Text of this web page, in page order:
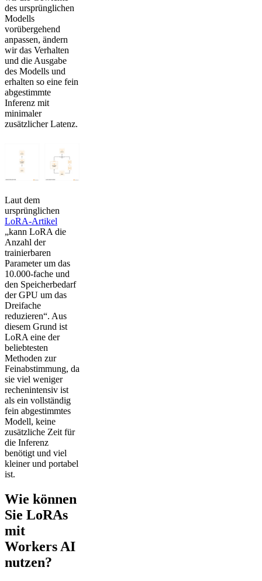
des ursprünglichen
Modells
vorübergehend
anpassen, ändern
wir das Verhalten
und die Ausgabe
des Modells und
erhalten so eine fein
abgestimmte
Inferenz mit
minimaler
zusätzlicher Latenz.
Laut dem
ursprünglichen
LoRA-Artikel
„kann LoRA die
Anzahl der
trainierbaren
Parameter um das
10.000-fache und
den Speicherbedarf
der GPU um das
Dreifache
reduzieren“. Aus
diesem Grund ist
LoRA eine der
beliebtesten
Methoden zur
Feinabstimmung, da
sie viel weniger
rechenintensiv ist
als ein vollständig
fein abgestimmtes
Modell, keine
zusätzliche Zeit für
die Inferenz
benötigt und viel
kleiner und portabel
ist.
Wie können
Sie LoRAs
mit
Workers AI
nutzen?